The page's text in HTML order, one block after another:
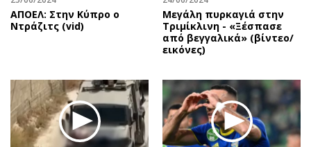
ΑΠΟΕΛ: Στην Κύπρο ο
Ντράζιτς (vid)
Μεγάλη πυρκαγιά στην
Τριμίκλινη - «Ξέσπασε
από βεγγαλικά» (βίντεο/
εικόνες)